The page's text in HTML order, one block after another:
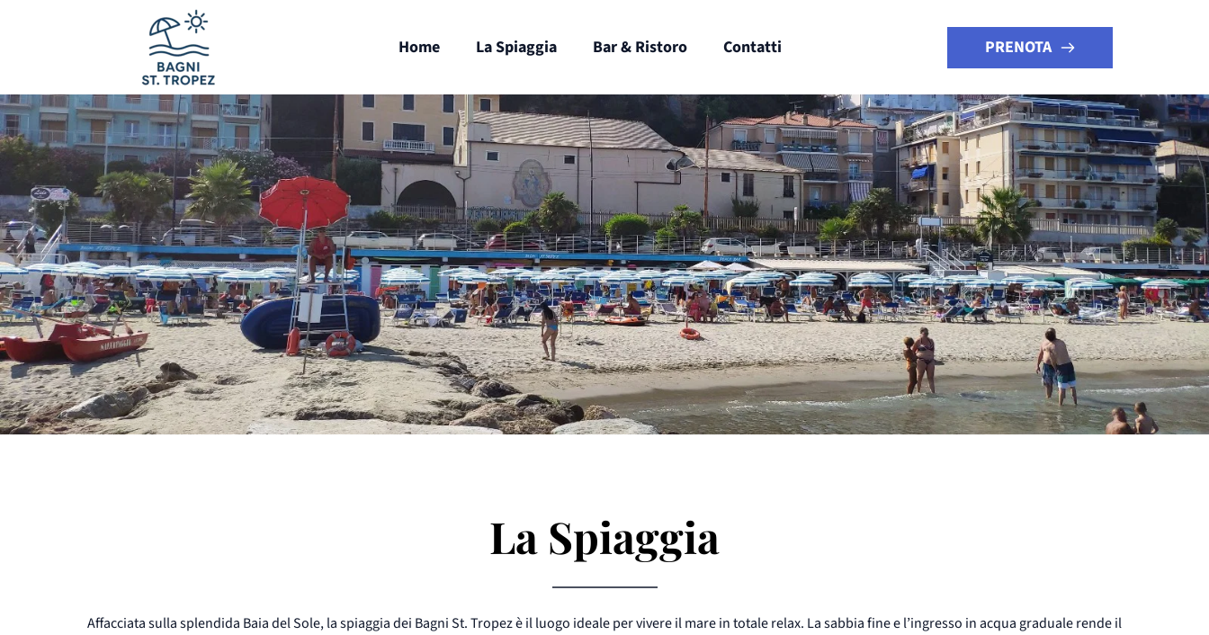
Home La Spiaggia Bar & Ristoro Contatti PRENOTA
La Spiaggia
Affacciata sulla splendida Baia del Sole, la spiaggia dei Bagni St. Tropez è il luogo ideale per vivere il mare in totale relax. La sabbia fine e l’ingresso in acqua graduale rende il